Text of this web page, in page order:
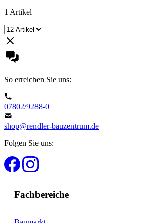
1 Artikel
So erreichen Sie uns:
07802/9288-0
shop@rendler-bauzentrum.de
Folgen Sie uns:
Fachbereiche